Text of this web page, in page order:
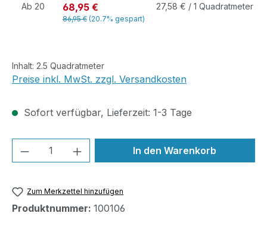
Ab 20 68,95 €
86,95 € (20.7% gespart)
27,58 € / 1 Quadratmeter
Inhalt: 2.5 Quadratmeter
Preise inkl. MwSt. zzgl. Versandkosten
Sofort verfügbar, Lieferzeit: 1-3 Tage
Produkt Anzahl: Gib denIn den Warenkorb
Zum Merkzettel hinzufügen
Produktnummer: 100106